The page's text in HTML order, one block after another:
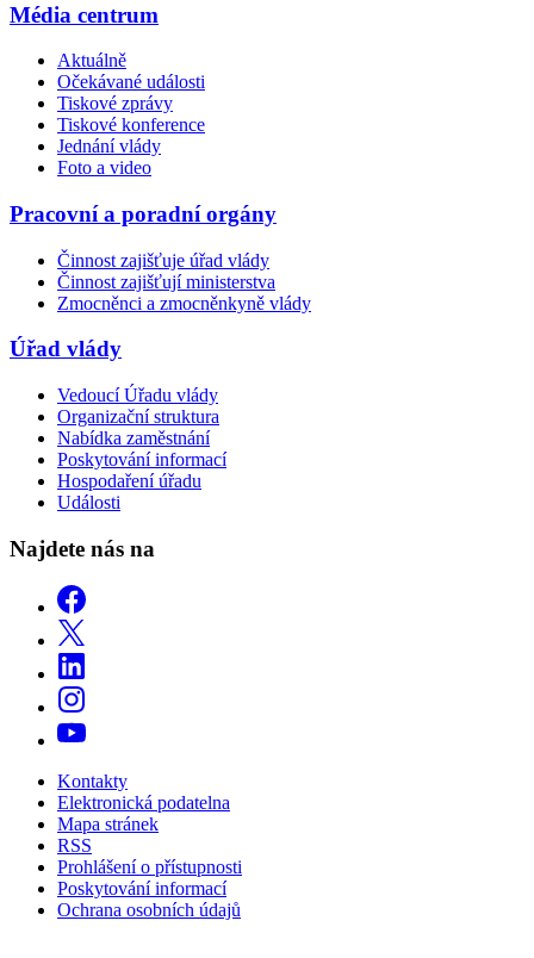
Média centrum
Aktuálně
Očekávané události
Tiskové zprávy
Tiskové konference
Jednání vlády
Foto a video
Pracovní a poradní orgány
Činnost zajišťuje úřad vlády
Činnost zajišťují ministerstva
Zmocněnci a zmocněnkyně vlády
Úřad vlády
Vedoucí Úřadu vlády
Organizační struktura
Nabídka zaměstnání
Poskytování informací
Hospodaření úřadu
Události
Najdete nás na
Kontakty
Elektronická podatelna
Mapa stránek
RSS
Prohlášení o přístupnosti
Poskytování informací
Ochrana osobních údajů